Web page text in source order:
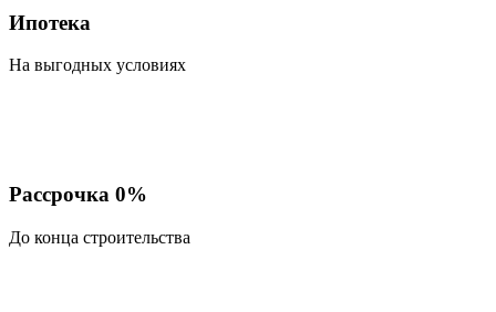
Ипотека
На выгодных условиях
Рассрочка 0%
До конца строительства